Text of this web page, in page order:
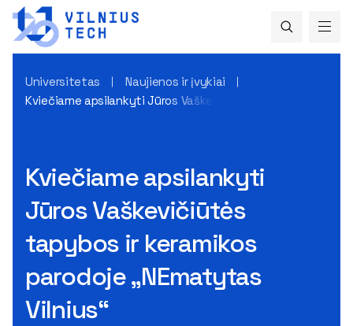
Universitetas
Naujienos ir įvykiai
Kviečiame apsilankyti Jūros Vaškevičiūtės tapybos ir
Kviečiame apsilankyti
Jūros Vaškevičiūtės
tapybos ir keramikos
parodoje „NEmatytas
Vilnius“